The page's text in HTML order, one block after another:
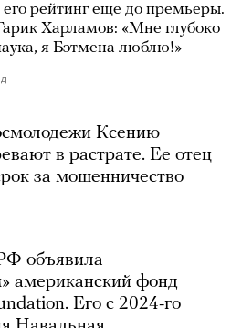
рейтинг еще до премьеры.
Харламов: «Мне глубоко
я Бэтмена люблю!»
Ксению
в растрате. Ее отец
за мошенничество
объявила
американский фонд
Его с 2024-го